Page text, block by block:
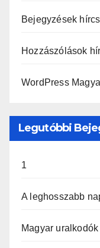
Bejegyzések
Hozzászólások
WordPress
Legutóbbi
1
A leghosszabb
Magyar uralkodók